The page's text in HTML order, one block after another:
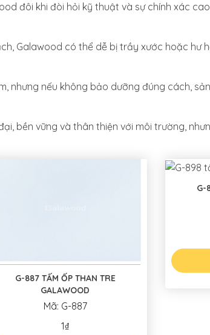
đôi khi đòi hỏi kỹ thuật và sự chính xác
Galawood có thể dễ bị trầy xước hoặc hư
nhưng nếu không bảo dưỡng đúng cách,
bền vững và thân thiện với môi trường,
G-887 TẤM ỐP THAN TRE
GALAWOOD
Mã: G-887
1₫
G-